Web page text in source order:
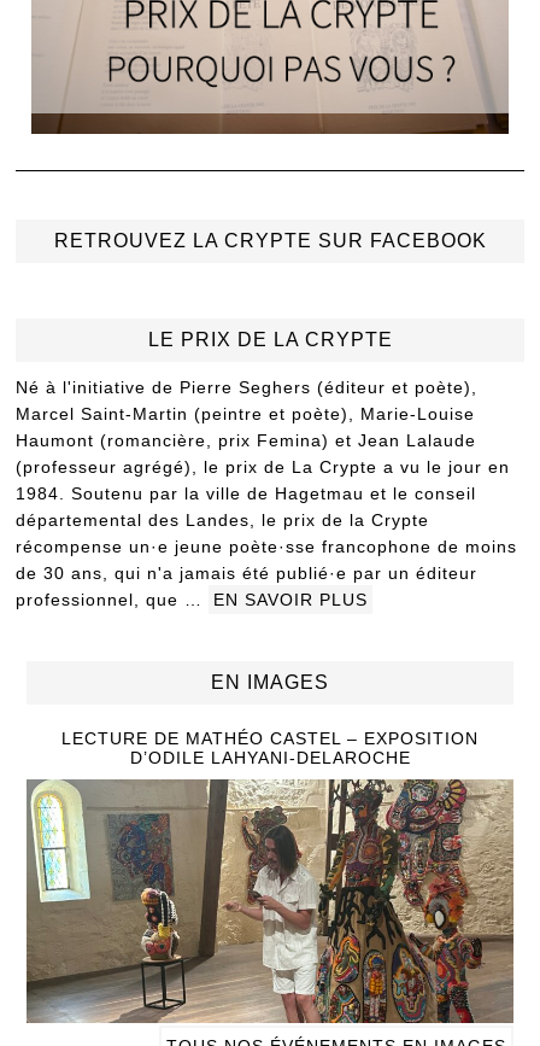
RETROUVEZ LA CRYPTE SUR FACEBOOK
LE PRIX DE LA CRYPTE
Né à l'initiative de Pierre Seghers (éditeur et poète),
Marcel Saint-Martin (peintre et poète), Marie-Louise
Haumont (romancière, prix Femina) et Jean Lalaude
(professeur agrégé), le prix de La Crypte a vu le jour en
1984. Soutenu par la ville de Hagetmau et le conseil
départemental des Landes, le prix de la Crypte
récompense un·e jeune poète·sse francophone de moins
de 30 ans, qui n'a jamais été publié·e par un éditeur
professionnel, que …
EN SAVOIR PLUS
EN IMAGES
LECTURE DE MATHÉO CASTEL – EXPOSITION
D’ODILE LAHYANI-DELAROCHE